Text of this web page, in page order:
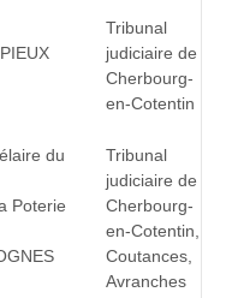
Tribunal
judiciaire de
Cherbourg-
en-Cotentin
du
Poterie
Tribunal
judiciaire de
Cherbourg-
en-Cotentin,
Coutances,
Avranches